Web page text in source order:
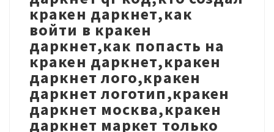
кракен даркнет,как
войти в кракен
даркнет,как попасть на
кракен даркнет,кракен
даркнет лого,кракен
даркнет логотип,кракен
даркнет москва,кракен
даркнет маркет только